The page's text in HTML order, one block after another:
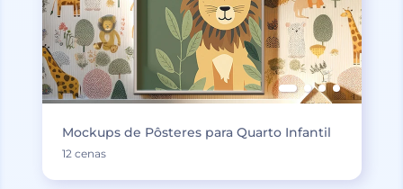
Mockups de Pôsteres para Quarto Infantil
12 cenas